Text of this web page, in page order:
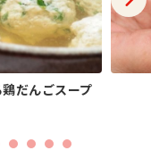
だんごスープ